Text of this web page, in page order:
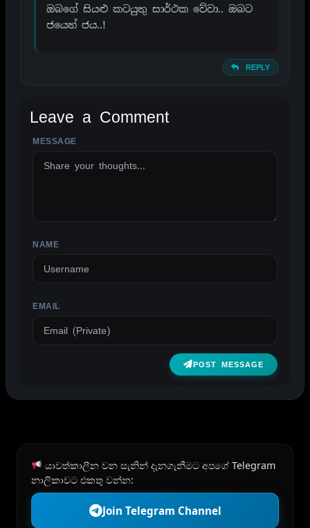
ඔබගේ සියළු කටයුතු සාර්ථක වේවා.. ඔබට
ජයෙන් ජය..!
REPLY
Leave a Comment
MESSAGE
NAME
EMAIL
POST MESSAGE
ALTERNATIVE:
යාවත්කාලීන වන සැනින් දැනගැනීමට අපගේ Telegram
නාලිකාවට එකතු වන්න:
Join Telegram Channel